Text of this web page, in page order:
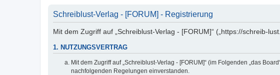
Schreiblust-Verlag - [FORUM] - Registrierung
Mit dem Zugriff auf „Schreiblust-Verlag - [FORUM]“ („https://schreib-
1. NUTZUNGSVERTRAG
Mit dem Zugriff auf „Schreiblust-Verlag - [FORUM]“ (im Folgenden „das
nachfolgenden Regelungen einverstanden.